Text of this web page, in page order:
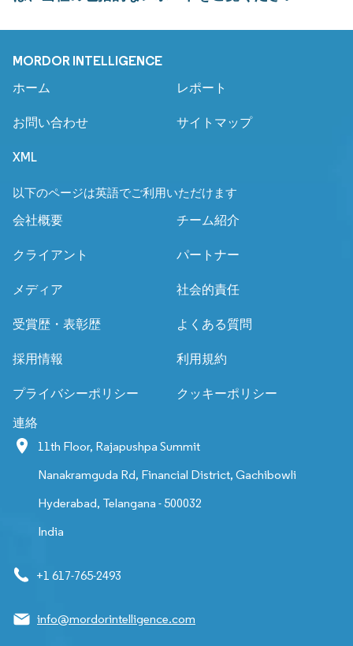
MORDOR INTELLIGENCE
ホーム レポート
お問い合わせ サイトマップ
XML
以下のページは英語でご利用いただけます
会社概要 チーム紹介
クライアント パートナー
メディア 社会的責任
受賞歴・表彰歴 よくある質問
採用情報 利用規約
プライバシーポリシー クッキーポリシー
連絡
11th Floor, Rajapushpa Summit
Nanakramguda Rd, Financial District, Gachibowli
Hyderabad, Telangana - 500032
India
+1 617-765-2493
info@mordorintelligence.com